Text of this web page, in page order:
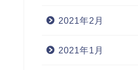
2021年2月
2021年1月